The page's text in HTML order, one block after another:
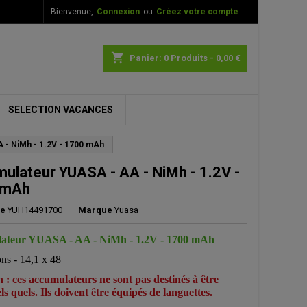
Bienvenue, Connexion ou Créez votre compte
shopping_cart Panier: 0 Produits - 0,00 €
SELECTION VACANCES
- NiMh - 1.2V - 1700 mAh
YUASA - AA - NiMh - 1.2V -
YUH14491700 Marque Yuasa
YUASA - AA - NiMh - 1.2V - 1700 mAh
- 14,1 x 48
: ces accumulateurs ne sont pas destinés à être
quels. Ils doivent être équipés de languettes.